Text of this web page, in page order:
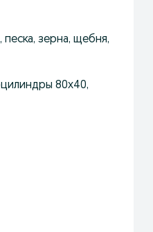
зерна, щебня,
80х40,